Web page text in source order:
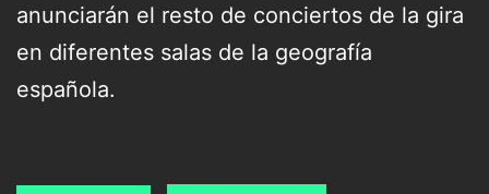
anunciarán el resto de conciertos de la gira
en diferentes salas de la geografía
española.